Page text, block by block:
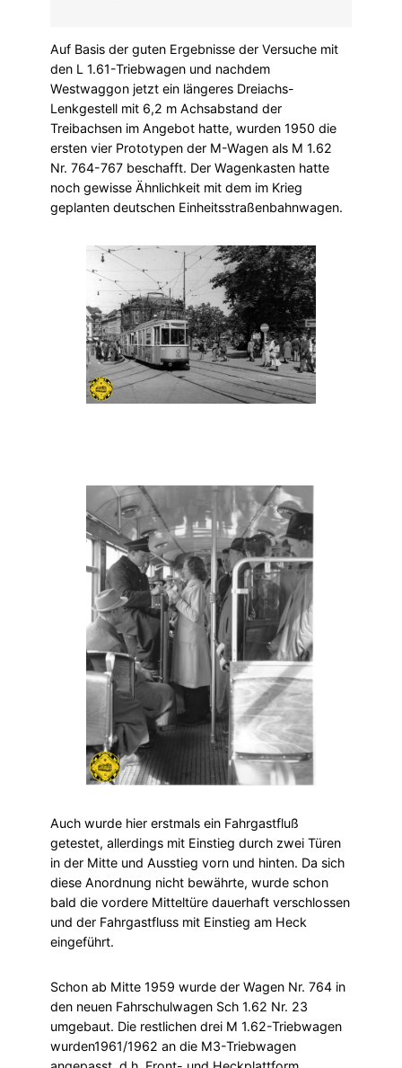
Auf Basis der guten Ergebnisse der Versuche mit
den L 1.61-Triebwagen und nachdem
Westwaggon jetzt ein längeres Dreiachs-
Lenkgestell mit 6,2 m Achsabstand der
Treibachsen im Angebot hatte, wurden 1950 die
ersten vier Prototypen der M-Wagen als M 1.62
Nr. 764-767 beschafft. Der Wagenkasten hatte
noch gewisse Ähnlichkeit mit dem im Krieg
geplanten deutschen Einheitsstraßenbahnwagen.
Auch wurde hier erstmals ein Fahrgastfluß
getestet, allerdings mit Einstieg durch zwei Türen
in der Mitte und Ausstieg vorn und hinten. Da sich
diese Anordnung nicht bewährte, wurde schon
bald die vordere Mitteltüre dauerhaft verschlossen
und der Fahrgastfluss mit Einstieg am Heck
eingeführt.
Schon ab Mitte 1959 wurde der Wagen Nr. 764 in
den neuen Fahrschulwagen Sch 1.62 Nr. 23
umgebaut. Die restlichen drei M 1.62-Triebwagen
wurden1961/1962 an die M3-Triebwagen